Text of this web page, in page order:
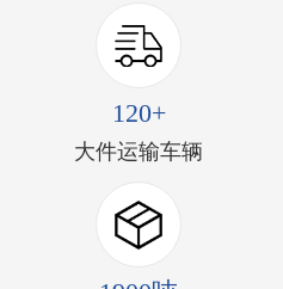
120+
大件运输车辆